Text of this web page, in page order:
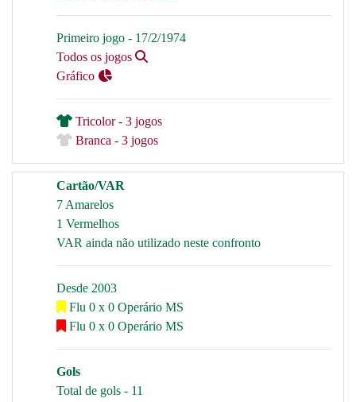
Primeiro jogo - 17/2/1974
Todos os jogos
Gráfico
Tricolor - 3 jogos
Branca - 3 jogos
Cartão/VAR
7 Amarelos
1 Vermelhos
VAR ainda não utilizado neste confronto
Desde 2003
Flu 0 x 0 Operário MS
Flu 0 x 0 Operário MS
Gols
Total de gols - 11